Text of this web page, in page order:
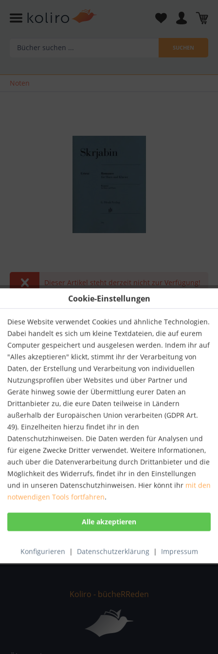
SUCHEN
Noten
Cookie-Einstellungen
Diese Website verwendet Cookies und ähnliche Technologien.
Dabei handelt es sich um kleine Textdateien, die auf eurem
Computer gespeichert und ausgelesen werden. Indem ihr auf
"Alles akzeptieren" klickt, stimmt ihr der Verarbeitung von
Daten, der Erstellung und Verarbeitung von individuellen
Nutzungsprofilen über Websites und über Partner und
Geräte hinweg sowie der Übermittlung eurer Daten an
Drittanbieter zu, die eure Daten teilweise in Ländern
außerhalb der Europäischen Union verarbeiten (GDPR Art.
49). Einzelheiten hierzu findet ihr in den
Datenschutzhinweisen. Die Daten werden für Analysen und
für eigene Zwecke Dritter verwendet. Weitere Informationen,
auch über die Datenverarbeitung durch Drittanbieter und die
Möglichkeit des Widerrufs, findet ihr in den Einstellungen
und in unseren Datenschutzhinweisen. Hier könnt ihr mit den
notwendigen Tools fortfahren.
Konfigurieren | Datenschutzerklärung | Impressum
Dieser Artikel steht derzeit nicht zur Verfügung!
inkl. MwSt. zzgl. Versandkosten
Derzeit nicht lieferbar.
Merken Bewerten
Verlag:
Henle
Autor:
Alexandr N. Skrjabin
Artikel-Nr.:
KNV37990942
ISBN:
9790201805764
Beschreibung
Scriabin is mainly known for his mystic-visionary piano
works today; but his Romance for horn,...mehr
Bewertungen lesen, schreiben und diskutieren...mehr
Koliro - bücheRReden